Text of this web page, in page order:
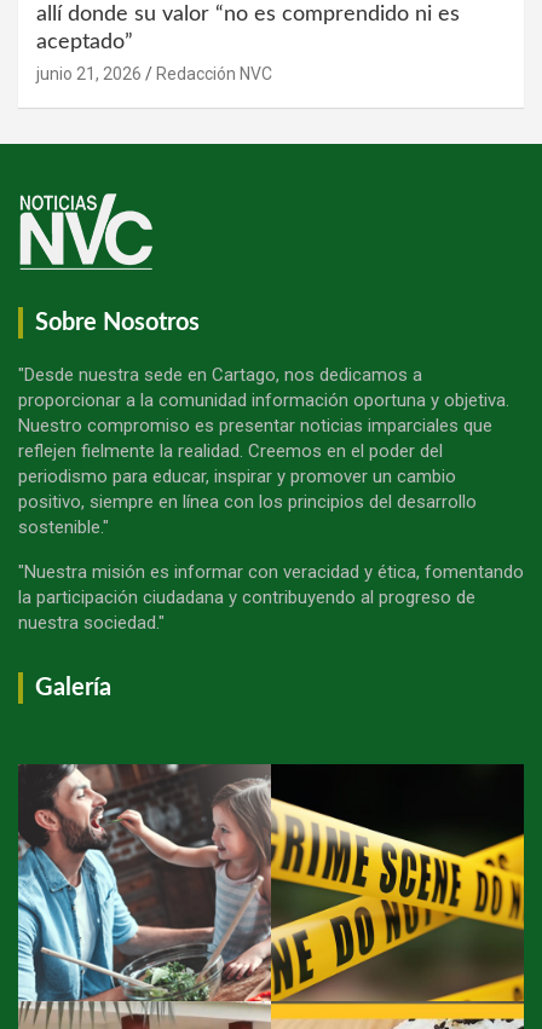
allí donde su valor “no es comprendido ni es
aceptado”
junio 21, 2026 Redacción NVC
Sobre Nosotros
"Desde nuestra sede en Cartago, nos dedicamos a
proporcionar a la comunidad información oportuna y objetiva.
Nuestro compromiso es presentar noticias imparciales que
reflejen fielmente la realidad. Creemos en el poder del
periodismo para educar, inspirar y promover un cambio
positivo, siempre en línea con los principios del desarrollo
sostenible."
"Nuestra misión es informar con veracidad y ética, fomentando
la participación ciudadana y contribuyendo al progreso de
nuestra sociedad."
Galería